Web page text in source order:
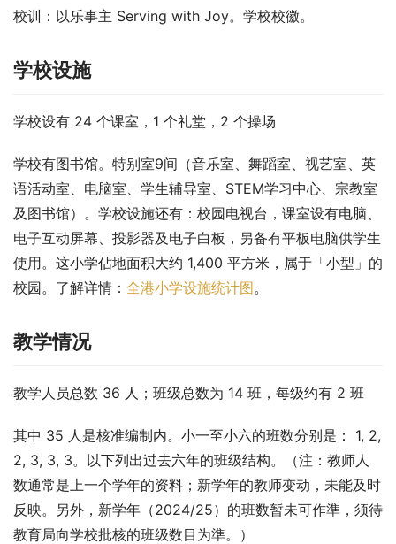
校训：以乐事主 Serving with Joy。学校校徽。
学校设施
学校设有 24 个课室，1 个礼堂，2 个操场
学校有图书馆。特别室9间（音乐室、舞蹈室、视艺室、英
语活动室、电脑室、学生辅导室、STEM学习中心、宗教室
及图书馆）。学校设施还有：校园电视台，课室设有电脑、
电子互动屏幕、投影器及电子白板，另备有平板电脑供学生
使用。这小学佔地面积大约 1,400 平方米，属于「小型」的
校园。了解详情： 全港小学设施统计图。
教学情况
教学人员总数 36 人；班级总数为 14 班，每级约有 2 班
其中 35 人是核准编制内。小一至小六的班数分别是： 1, 2,
2, 3, 3, 3。以下列出过去六年的班级结构。（注：教师人
数通常是上一个学年的资料；新学年的教师变动，未能及时
反映。另外，新学年（2024/25）的班数暂未可作準，须待
教育局向学校批核的班级数目为準。）